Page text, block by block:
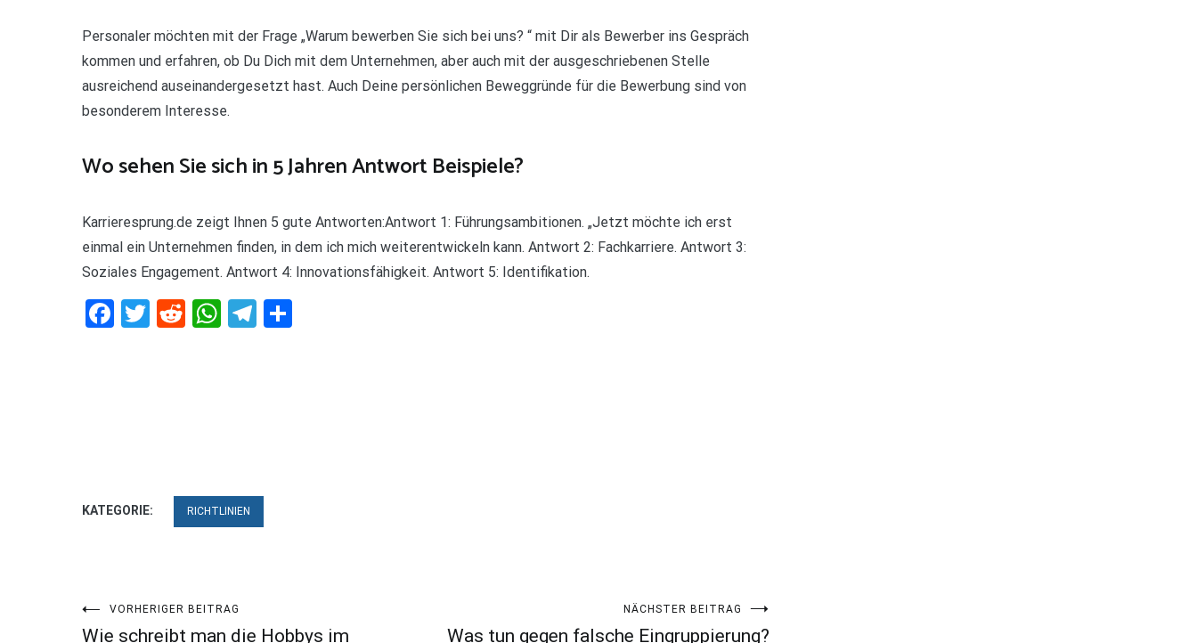
Personaler möchten mit der Frage „Warum bewerben Sie sich bei uns? “ mit Dir als Bewerber ins Gespräch
kommen und erfahren, ob Du Dich mit dem Unternehmen, aber auch mit der ausgeschriebenen Stelle
ausreichend auseinandergesetzt hast. Auch Deine persönlichen Beweggründe für die Bewerbung sind von
besonderem Interesse.
Wo sehen Sie sich in 5 Jahren Antwort Beispiele?
Karrieresprung.de zeigt Ihnen 5 gute Antworten:Antwort 1: Führungsambitionen. „Jetzt möchte ich erst
einmal ein Unternehmen finden, in dem ich mich weiterentwickeln kann. Antwort 2: Fachkarriere. Antwort 3:
Soziales Engagement. Antwort 4: Innovationsfähigkeit. Antwort 5: Identifikation.
Facebook
Twitter
RedditWhatsApp
Telegram
KATEGORIE: RICHTLINIEN
Beitragsnavigation
VORHERIGER BEITRAG
Wie schreibt man die Hobbys im
NÄCHSTER BEITRAG
Was tun gegen falsche Eingruppierung?